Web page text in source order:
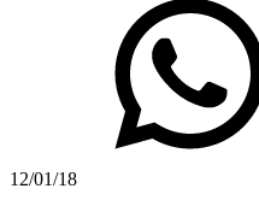
12/01/18